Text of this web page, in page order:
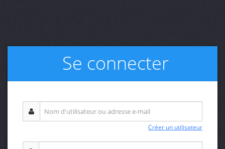
Se connecter
Créer un utilisateur